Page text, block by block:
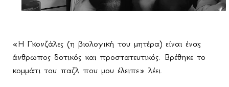
«Η Γκονζάλες (η βιολογική του μητέρα) είναι ένας
άνθρωπος δοτικός και προστατευτικός. Βρέθηκε το
κομμάτι του παζλ που μου έλειπε» λέει.